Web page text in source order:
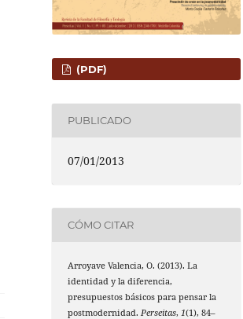
(PDF)
PUBLICADO
07/01/2013
CÓMO CITAR
Arroyave Valencia, O. (2013). La
identidad y la diferencia,
presupuestos básicos para pensar la
postmodernidad. Perseitas, 1(1), 84–